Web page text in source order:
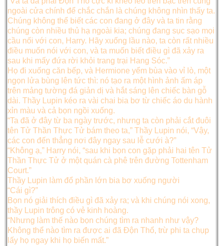
ngoài cửa chính để chắc chắn là chúng không nhìn thấy ta.
Chúng không thể biết các con đang ở đây và ta tin rằng
chúng còn nhiều thủ hạ ngoài kia; chúng đang sục sạo mọi
cầu nối với con, Harry. Hãy xuống lầu nào, ta còn rất nhiều
điều muốn nói với con, và ta muốn biết điều gì đã xảy ra
sau khi mấy đứa rời khỏi trang trại Hang Sóc.”
Họ đi xuống căn bếp, và Hermione yểm bùa vào vỉ lò, một
ngọn lửa bùng lên tức thì: nó tạo ra một hình ảnh ấm áp
trên mảng tường đá giản dị và hắt sáng lên chiếc bàn gỗ
dài. Thầy Lupin kéo ra vài chai bia bơ từ chiếc áo du hành
xỉn màu và cả bọn ngồi xuống.
“Ta đã ở đây từ ba ngày trước, nhưng ta còn phải cắt đuôi
tên Tử Thần Thực Tử bám theo ta,” Thầy Lupin nói, “Vậy,
các con đến thẳng nơi đây ngay sau lễ cưới à?”
“Không ạ,” Harry nói, “sau khi bọn con gặp phải hai tên Tử
Thần Thực Tử ở một quán cà phê trên đường Tottenham
Court.”
Thầy Lupin làm đổ phần lớn bia bơ xuống người
“Cái gì?”
Bọn nó giải thích điều gì đã xảy ra; và khi chúng nói xong,
thầy Lupin trông có vẻ kinh hoàng.
“Nhưng làm thế nào bọn chúng tìm ra nhanh như vậy?
Không thể nào tìm ra được ai đã Độn Thổ, trừ phi ta chụp
lấy họ ngay khi họ biến mất.”